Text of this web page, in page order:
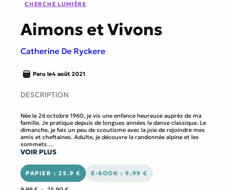
CHERCHE LUMIÈRE
Aimons et Vivons
Catherine De Ryckere
Paru le4 août 2021
DESCRIPTION
Née le 26 octobre 1960, je vis une enfance heureuse auprès de ma
famille. Je pratique depuis de longues années la danse classique. Le
dimanche, je fais un peu de scoutisme avec la joie de rejoindre mes
amis et cheftaines. Adulte, je découvre la randonnée alpine et les
sommets…
Dès ma naissance, les bonnes fées se penchent sur mon berceau,
Mariée et mère de cinq enfants, ma préoccupation première a été
de les élever correctement, tout en exerçant corps et âme le métier
d’agricultrice. Confrontée à une grande trahison et corruption, je
décide coûte que coûte de reprendre en main mon destin volé.
VOIR PLUS
PAPIER : 25.9 € E-BOOK : 9.99 €